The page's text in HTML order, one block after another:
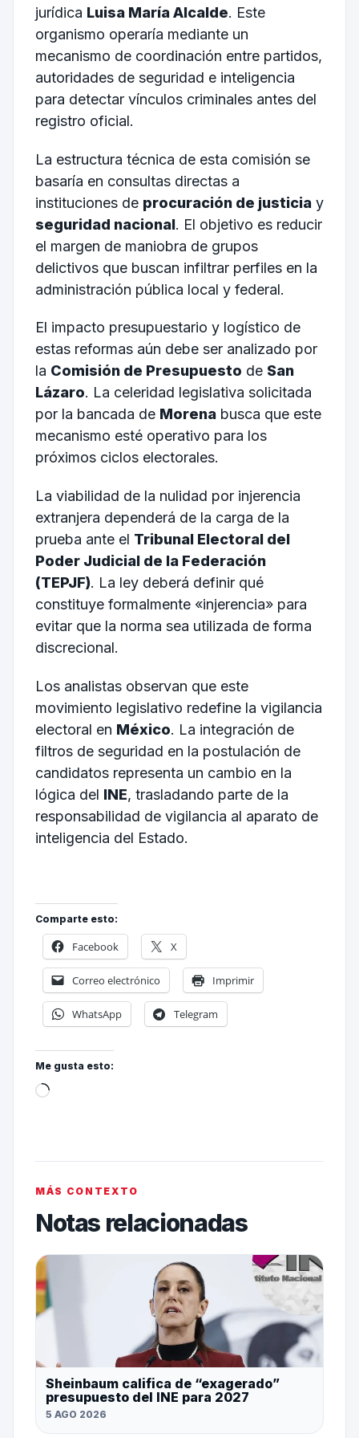
jurídica Luisa María Alcalde. Este
organismo operaría mediante un
mecanismo de coordinación entre partidos,
autoridades de seguridad e inteligencia
para detectar vínculos criminales antes del
registro oficial.
La estructura técnica de esta comisión se
basaría en consultas directas a
instituciones de procuración de justiciay
seguridad nacional. El objetivo es reducir
el margen de maniobra de grupos
delictivos que buscan infiltrar perfiles en la
administración pública local y federal.
El impacto presupuestario y logístico de
estas reformas aún debe ser analizado por
la Comisión de Presupuesto de San
Lázaro. La celeridad legislativa solicitada
por la bancada de Morenabusca que este
mecanismo esté operativo para los
próximos ciclos electorales.
La viabilidad de la nulidad por injerencia
extranjera dependerá de la carga de la
prueba ante el Tribunal Electoral del
Poder Judicial de la Federación
(TEPJF). La ley deberá definir qué
constituye formalmente «injerencia» para
evitar que la norma sea utilizada de forma
discrecional.
Los analistas observan que este
movimiento legislativo redefine la vigilancia
electoral en México. La integración de
filtros de seguridad en la postulación de
candidatos representa un cambio en la
lógica del INE, trasladando parte de la
responsabilidad de vigilancia al aparato de
inteligencia del Estado.
Comparte esto:
Facebook X
Correo electrónico Imprimir
WhatsApp Telegram
Me gusta esto:
MÁS CONTEXTO
Notas relacionadas
Sheinbaum califica de “exagerado”
presupuesto del INE para 2027
5 AGO 2026